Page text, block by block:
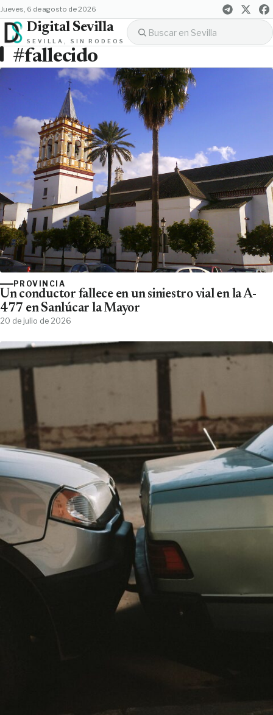
jueves, 6 de agosto de 2026
Digital Sevilla
SEVILLA, SIN RODEOS
#fallecido
PROVINCIA
Un conductor fallece en un siniestro vial en la A-
477 en Sanlúcar la Mayor
20 de julio de 2026